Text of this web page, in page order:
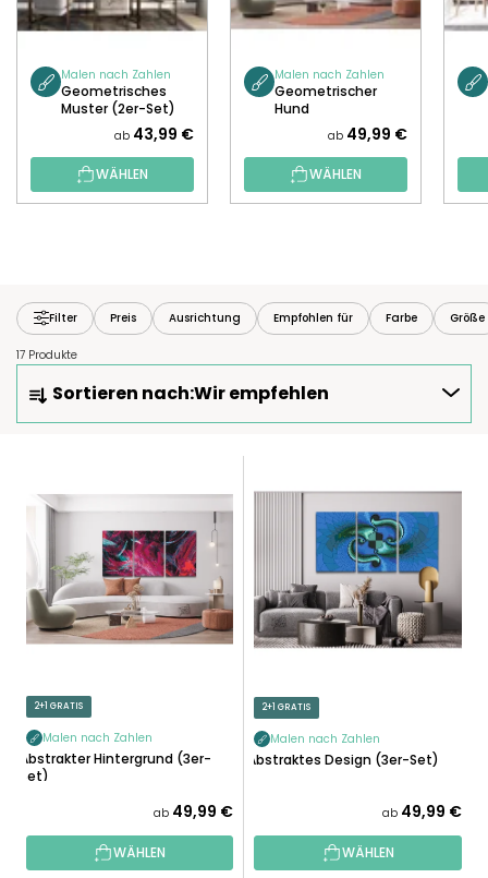
Malen nach Zahlen
Geometrisches
Muster (2er-Set)
ab 43,99 €
WÄHLEN
Malen nach Zahlen
Geometrischer
Hund
ab 49,99 €
WÄHLEN
Filter Preis Ausrichtung Empfohlen für Farbe Größe
17 Produkte
O
K
O
R
T
R
U
N
Sortieren nach:Wir empfehlen
D
R
R
O
D
U
T
2+1 GRATIS
Malen nach Zahlen
Abstrakter Hintergrund (3er-
Set)
ab 49,99 €
WÄHLEN
2+1 GRATIS
Malen nach Zahlen
Abstraktes Design (3er-Set)
ab 49,99 €
WÄHLEN